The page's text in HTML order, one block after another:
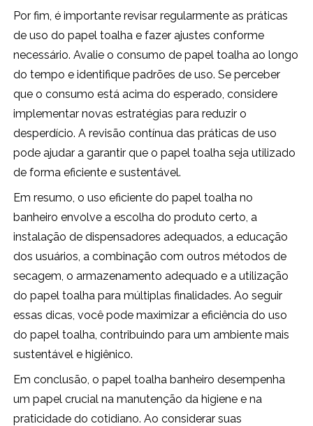
Por fim, é importante revisar regularmente as práticas
de uso do papel toalha e fazer ajustes conforme
necessário. Avalie o consumo de papel toalha ao longo
do tempo e identifique padrões de uso. Se perceber
que o consumo está acima do esperado, considere
implementar novas estratégias para reduzir o
desperdício. A revisão contínua das práticas de uso
pode ajudar a garantir que o papel toalha seja utilizado
de forma eficiente e sustentável.
Em resumo, o uso eficiente do papel toalha no
banheiro envolve a escolha do produto certo, a
instalação de dispensadores adequados, a educação
dos usuários, a combinação com outros métodos de
secagem, o armazenamento adequado e a utilização
do papel toalha para múltiplas finalidades. Ao seguir
essas dicas, você pode maximizar a eficiência do uso
do papel toalha, contribuindo para um ambiente mais
sustentável e higiênico.
Em conclusão, o papel toalha banheiro desempenha
um papel crucial na manutenção da higiene e na
praticidade do cotidiano. Ao considerar suas